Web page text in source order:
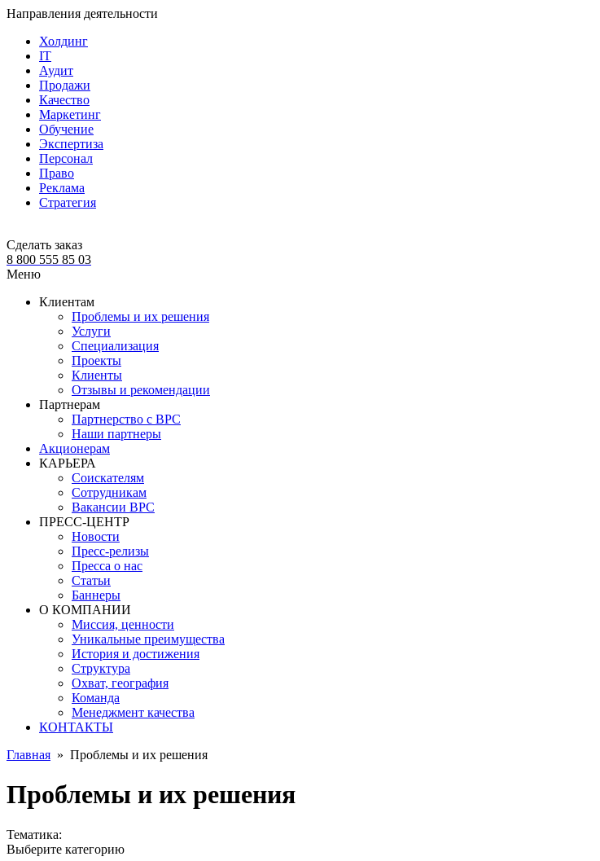
Направления деятельности
Холдинг
IT
Аудит
Продажи
Качество
Маркетинг
Обучение
Экспертиза
Персонал
Право
Реклама
Стратегия
Сделать заказ
8 800 555 85 03
Меню
Клиентам
Проблемы и их решения
Услуги
Специализация
Проекты
Клиенты
Отзывы и рекомендации
Партнерам
Партнерство с BPC
Наши партнеры
Акционерам
КАРЬЕРА
Соискателям
Сотрудникам
Вакансии BPC
ПРЕСС-ЦЕНТР
Новости
Пресс-релизы
Пресса о нас
Статьи
Баннеры
О КОМПАНИИ
Миссия, ценности
Уникальные преимущества
История и достижения
Структура
Охват, география
Команда
Менеджмент качества
КОНТАКТЫ
Главная » Проблемы и их решения
Проблемы и их решения
Тематика:
Выберите категорию